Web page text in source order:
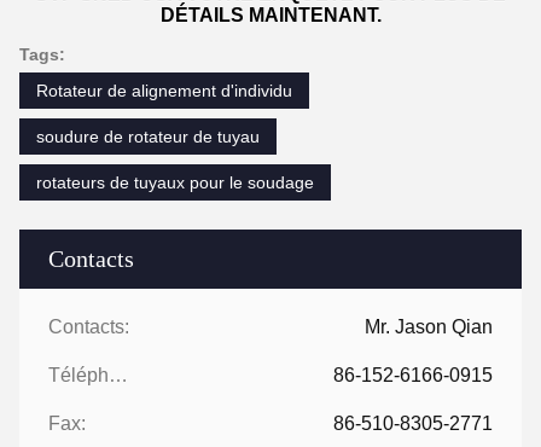
Contacts
Contacts: Mr. Jason Qian
Téléphone: 86-152-6166-0915
Fax: 86-510-8305-2771
DÉTAILS MAINTENANT.
Tags:
Rotateur de alignement d'individu
soudure de rotateur de tuyau
rotateurs de tuyaux pour le soudage